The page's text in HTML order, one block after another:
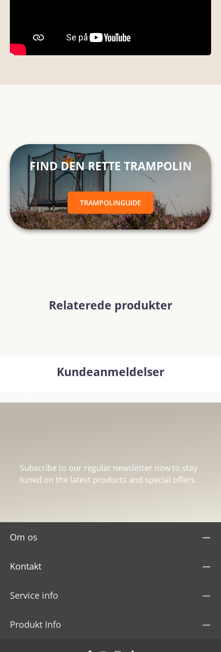
FIND DEN RETTE TRAMPOLINTRAMPOLINGUIDE
FIND DEN RETTE TRAMPOLIN
TRAMPOLINGUIDE
Relaterede produkter
Kundeanmeldelser
Subscribe to our regular newsletter now to stay
tuned on the latest products and special offers.
Om os
Kontakt
Service info
Produkt Info